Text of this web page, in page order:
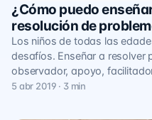
¿Cómo puedo
resolución de
Los niños de todas las
desafíos. Enseñar a resolver
observador, apoyo,
5 abr 2019 · 3 min